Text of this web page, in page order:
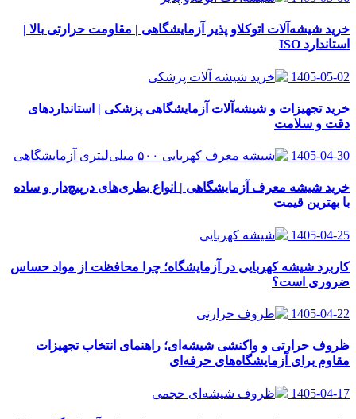
خرید شیشه‌آلات اتوکلاو پذیر آزمایشگاهی | مقاومت حرارتی بالا |
استاندارد ISO
1405-05-02
خرید تجهیزات و شیشه‌آلات آزمایشگاهی پزشکی | استانداردهای
دقت و سلامت
1405-04-30
خرید شیشه معرف آزمایشگاهی | انواع بطری‌های در‌پیچ‌دار و ساده
با بهترین قیمت
1405-04-25
کاربرد شیشه کهربایی در آزمایشگاه؛ چرا محافظت از مواد حساس
ضروری است؟
1405-04-22
ظروف حرارتی و واکنشی شیشه‌ای؛ راهنمای انتخاب تجهیزات
مقاوم برای آزمایشگاه‌های حرفه‌ای
1405-04-17